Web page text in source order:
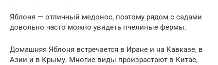
Яблоня — отличный медонос, поэтому рядом с садами
довольно часто можно увидеть пчелиные фермы.
Домашняя Яблоня встречается в Иране и на Кавказе, в
Азии и в Крыму. Многие виды произрастают в Китае,